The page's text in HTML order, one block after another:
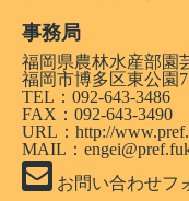
事務局
福岡県農林水産部園
福岡市博多区東公園
TEL：092-643-3486
FAX：092-643-3490
URL： http://
MAIL：
お問い合わせフ